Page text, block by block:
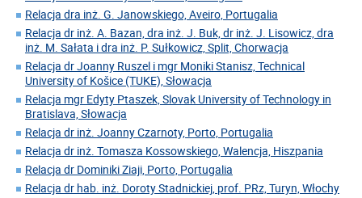
Relacja dra inż. G. Janowskiego, Aveiro, Portugalia
Relacja dr inż. A. Bazan, dra inż. J. Buk, dr inż. J. Lisowicz, dra
inż. M. Sałata i dra inż. P. Sułkowicz, Split, Chorwacja
Relacja dr Joanny Ruszel i mgr Moniki Stanisz, Technical
University of Košice (TUKE), Słowacja
Relacja mgr Edyty Ptaszek, Slovak University of Technology in
Bratislava, Słowacja
Relacja dr inż. Joanny Czarnoty, Porto, Portugalia
Relacja dr inż. Tomasza Kossowskiego, Walencja, Hiszpania
Relacja dr Dominiki Ziaji, Porto, Portugalia
Relacja dr hab. inż. Doroty Stadnickiej, prof. PRz, Turyn, Włochy